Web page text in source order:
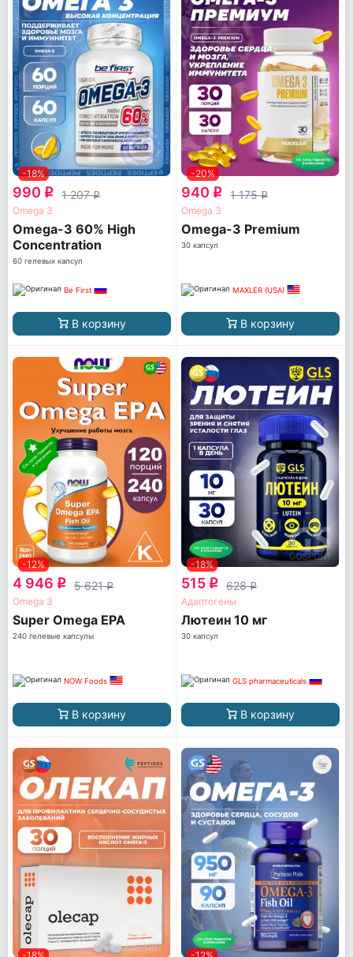
-18%
990 q 1 207q
Omega 3
Omega-3 60% High
Concentration
60 гелевых капсул
Be First
В корзину
-20%
940 q 1 175q
Omega 3
Omega-3 Premium
30 капсул
MAXLER (USA)
В корзину
-12%
4 946 q 5 621q
Omega 3
Super Omega EPA
240 гелевые капсулы
NOW Foods
В корзину
-18%
515 q 628q
Адаптогены
Лютеин 10 мг
30 капсул
GLS pharmaceuticals
В корзину